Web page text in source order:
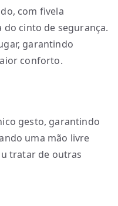
com fivela
cinto de segurança.
garantindo
conforto.
gesto, garantindo
uma mão livre
tratar de outras